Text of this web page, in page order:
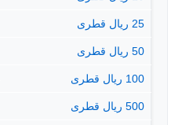
25 ريال قطرى
50 ريال قطرى
100 ريال قطرى
500 ريال قطرى